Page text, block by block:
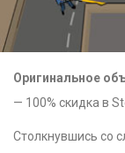
Оригинальное
— 100% скидка в
Столкнувшись со